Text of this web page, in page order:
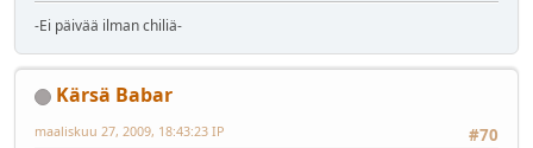
-Ei päivää ilman chiliä-
Kärsä Babar
#70
maaliskuu 27, 2009, 18:43:23 IP